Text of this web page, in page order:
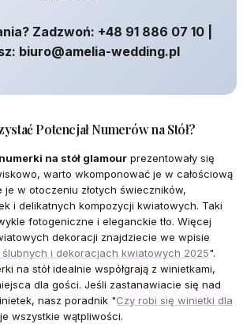
Zadzwoń: +48 91 886 07 10 |
biuro@amelia-wedding.pl
Potencjał Numerów na Stół?
na stół glamour prezentowały się
warto wkomponować je w całościową
je w otoczeniu złotych świeczników,
i delikatnych kompozycji kwiatowych. Taki
fotogeniczne i eleganckie tło. Więcej
dekoracji znajdziecie we wpisie
i dekoracjach kwiatowych 2025".
na stół idealnie współgrają z winietkami,
dla gości. Jeśli zastanawiacie się nad
nasz poradnik "Czy robi się winietki dla
wszystkie wątpliwości.